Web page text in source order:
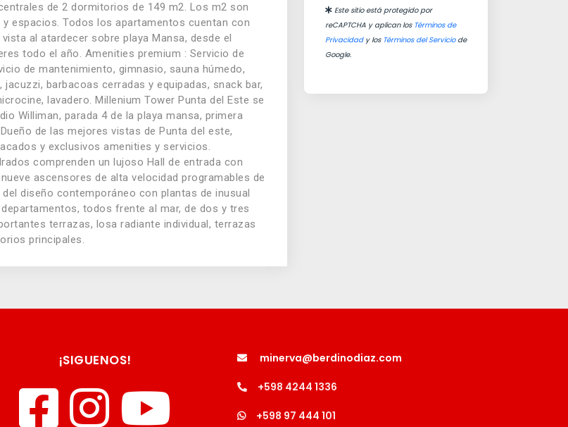
de 2 dormitorios de 149 m2. Los m2 son
espacios. Todos los apartamentos cuentan con
al atardecer sobre playa Mansa, desde el
todo el año. Amenities premium : Servicio de
de mantenimiento, gimnasio, sauna húmedo,
barbacoas cerradas y equipadas, snack bar,
lavadero. Millenium Tower Punta del Este se
Williman, parada 4 de la playa mansa, primera
de las mejores vistas de Punta del este,
y exclusivos amenities y servicios.
comprenden un lujoso Hall de entrada con
ascensores de alta velocidad programables de
diseño contemporáneo con plantas de inusual
todos frente al mar, de dos y tres
terrazas, losa radiante individual, terrazas
principales.
Este sitio está protegido por
reCAPTCHA y aplican los Términos de
Privacidady los Términos del Serviciode
Google.
¡SIGUENOS! minerva@berdinodiaz.com
+598 4244 1336
+598 97 444 101